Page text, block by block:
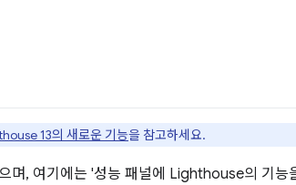
13의 새로운 기능을 참고하세요.
며, 여기에는 '성능 패널에 Lighthouse의 기능